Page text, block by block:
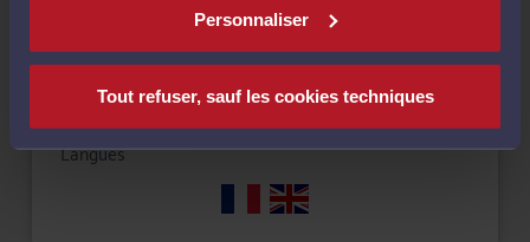
Personnaliser
Tout refuser, sauf les cookies techniques
Droit de la famille, divorce, séparation
Langues